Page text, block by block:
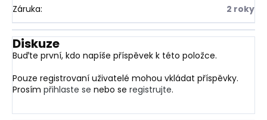
Záruka: 2 roky
Diskuze
Buďte první, kdo napíše příspěvek k této položce.
Pouze registrovaní uživatelé mohou vkládat příspěvky.
Prosím přihlaste se nebo se registrujte.